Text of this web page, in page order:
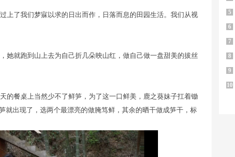
上了我们梦寐以求的日出而作，日落而息的田园生活。我们从视
她就跑到山上去为自己折几朵映山红，做自己做一盘甜美的拔丝
的餐桌上当然少不了鲜笋，为了这一口鲜美，鹿之葵妹子扛着锄
就出现了，选两个最漂亮的做腌笃鲜，其余的晒干做成笋干，标
5
6
7
8
9
10